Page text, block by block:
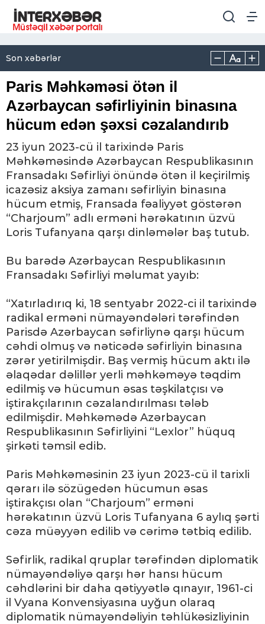
Son xəbərlər
Paris Məhkəməsi ötən il
Azərbaycan səfirliyinin binasına
hücum edən şəxsi cəzalandırıb
23 iyun 2023-cü il tarixində Paris
Məhkəməsində Azərbaycan Respublikasının
Fransadakı Səfirliyi önündə ötən il keçirilmiş
icazəsiz aksiya zamanı səfirliyin binasına
hücum etmiş, Fransada fəaliyyət göstərən
“Charjoum” adlı erməni hərəkatının üzvü
Loris Tufanyana qarşı dinləmələr baş tutub.
Bu barədə Azərbaycan Respublikasının
Fransadakı Səfirliyi məlumat yayıb:
“Xatırladırıq ki, 18 sentyabr 2022-ci il tarixində
radikal erməni nümayəndələri tərəfindən
Parisdə Azərbaycan səfirliynə qarşı hücum
cəhdi olmuş və nəticədə səfirliyin binasına
zərər yetirilmişdir. Baş vermiş hücum aktı ilə
əlaqədar dəlillər yerli məhkəməyə təqdim
edilmiş və hücumun əsas təşkilatçısı və
iştirakçılarının cəzalandırılması tələb
edilmişdir. Məhkəmədə Azərbaycan
Respublikasının Səfirliyini “Lexlor” hüquq
şirkəti təmsil edib.
Paris Məhkəməsinin 23 iyun 2023-cü il tarixli
qərarı ilə sözügedən hücumun əsas
iştirakçısı olan “Charjoum” erməni
hərəkatının üzvü Loris Tufanyana 6 aylıq şərti
cəza müəyyən edilib və cərimə tətbiq edilib.
Səfirlik, radikal qruplar tərəfindən diplomatik
nümayəndəliyə qarşı hər hansı hücum
cəhdlərini bir daha qətiyyətlə qınayır, 1961-ci
il Vyana Konvensiyasına uyğun olaraq
diplomatik nümayəndəliyin təhlükəsizliyinin